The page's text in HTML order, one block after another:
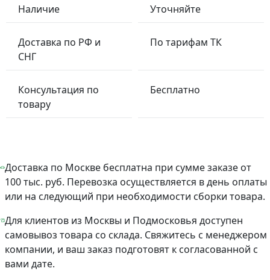
Наличие Уточняйте
Доставка по РФ и
СНГ
По тарифам ТК
Консультация по
товару
Бесплатно
Доставка по Москве бесплатна при сумме заказе от
100 тыс. руб. Перевозка осуществляется в день оплаты
или на следующий при необходимости сборки товара.
Для клиентов из Москвы и Подмосковья доступен
самовывоз товара со склада. Свяжитесь с менеджером
компании, и ваш заказ подготовят к согласованной с
вами дате.